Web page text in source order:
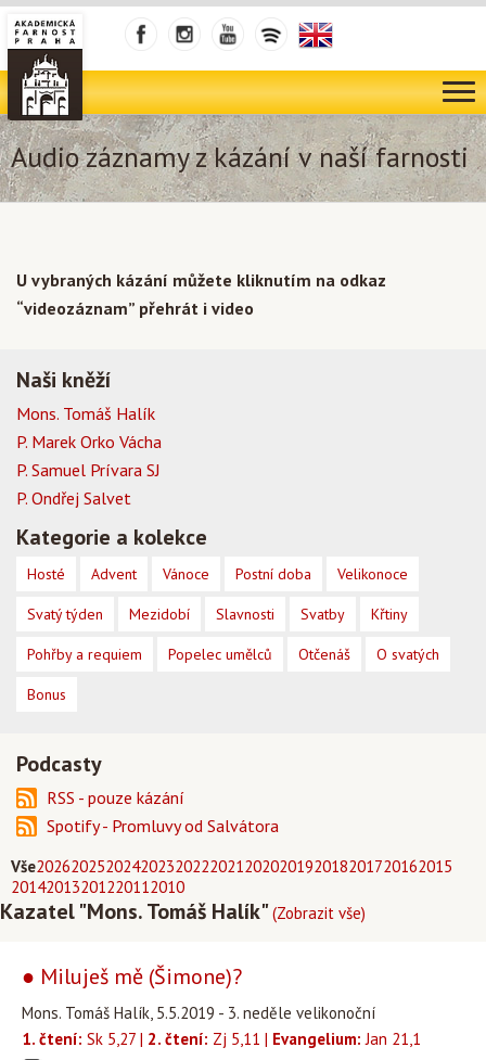
Audio záznamy z kázání v naší farnosti
Vše202620252024202320222021202020192018201720162015
20142013201220112010
Kazatel "Mons. Tomáš Halík"(Zobrazit vše)
● Miluješ mě (Šimone)?
Mons. Tomáš Halík, 5.5.2019 - 3. neděle velikonoční
1. čtení: Sk 5,27 | 2. čtení: Zj 5,11 | Evangelium: Jan 21,1
U vybraných kázání můžete kliknutím na odkaz
“videozáznam” přehrát i video
Naši kněží
Mons. Tomáš Halík
P. Marek Orko Vácha
P. Samuel Prívara SJ
P. Ondřej Salvet
Kategorie a kolekce
Hosté Advent Vánoce Postní doba Velikonoce
Svatý týden Mezidobí Slavnosti Svatby Křtiny
Pohřby a requiem Popelec umělců Otčenáš O svatých
Bonus
Podcasty
RSS - pouze kázání
Spotify - Promluvy od Salvátora